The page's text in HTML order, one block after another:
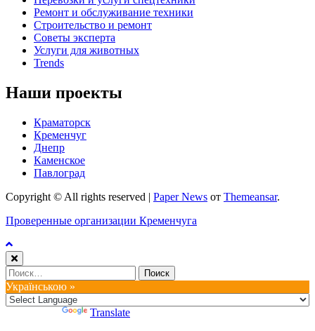
Ремонт и обслуживание техники
Строительство и ремонт
Советы эксперта
Услуги для животных
Trends
Наши проекты
Краматорск
Кременчуг
Днепр
Каменское
Павлоград
Copyright © All rights reserved | Paper News от Themeansar.
Проверенные организации Кременчуга
Найти:
Українською »
Translate